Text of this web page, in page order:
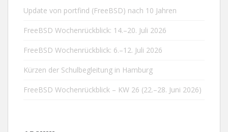
Update von portfind (FreeBSD) nach 10 Jahren
FreeBSD Wochenrückblick: 14.–20. Juli 2026
FreeBSD Wochenrückblick: 6.–12. Juli 2026
Kürzen der Schulbegleitung in Hamburg
FreeBSD Wochenrückblick – KW 26 (22.–28. Juni 2026)